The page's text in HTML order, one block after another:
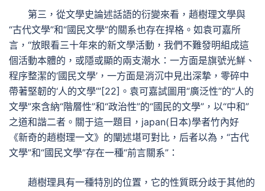
第三，從文學史論述話語的衍變來看，趙樹理文學與
“古代文學”和“國民文學”的關系也存在捍格。如袁可嘉所
言，“放眼看三十年來的新文學活動，我們不難發明組成這
個活動本體的，或隱或顯的兩支潮水：一方面是旗號光鮮、
程序整潔的‘國民文學’，一方面是消沉中見出深摯，零碎中
帶著堅韌的‘人的文學’”[22]。袁可嘉試圖用“廣泛性”的“人的
文學”來含納“階層性”和“政治性”的“國民的文學”，以“中和”
之道和諧二者。關于這一題目，japan(日本)學者竹內好
《新奇的趙樹理一文》的闡述堪可對比，后者以為，“古代
文學”和“國民文學”存在一種“前言關系”：
趙樹理具有一種特別的位置，它的性質既分歧于其他的